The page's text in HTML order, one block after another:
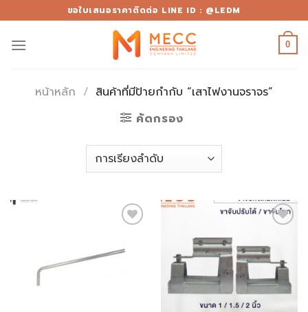
to
content
ขอใบเสนอราคาติดต่อ LINE ID : @LEDM
0
หน้าหลัก / สินค้าที่มีป้ายกำกับ “เสาไฟงานจราจร”
คัดกรอง
Add to Add to
wishlist